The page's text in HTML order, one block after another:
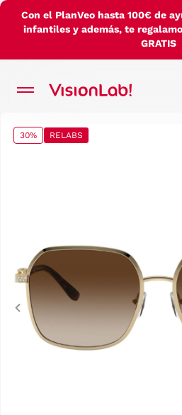
Con el PlanVeo hasta 100€ de
infantiles y además, te
GRATIS
30% RELABS
Previous